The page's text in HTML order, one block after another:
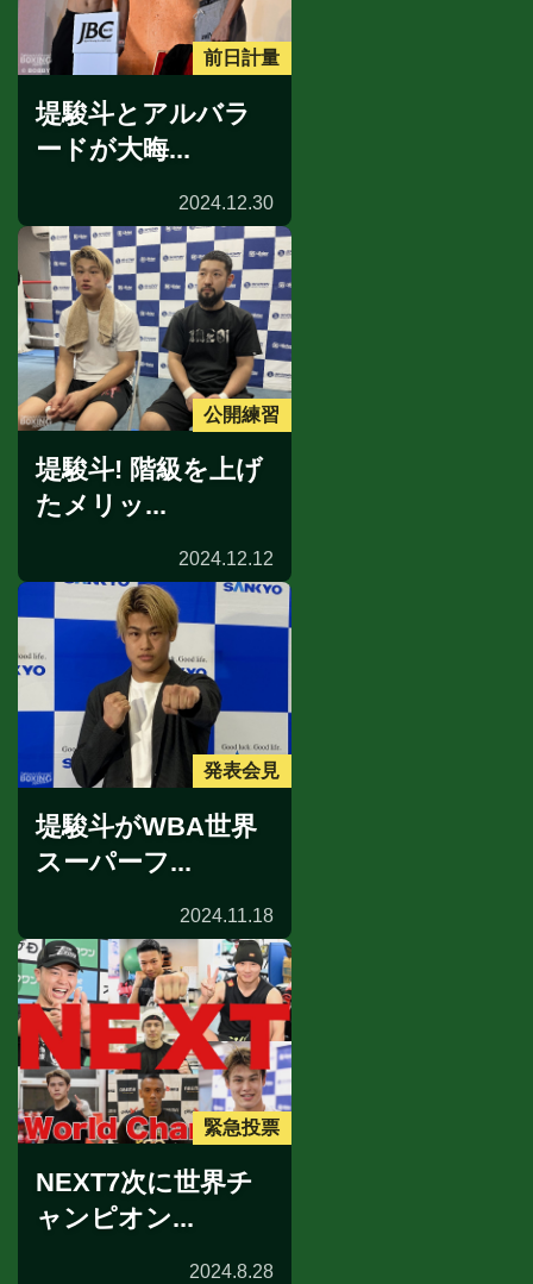
前日計量
堤駿斗とアルバラ
ードが大晦...
2024.12.30
公開練習
堤駿斗! 階級を上げ
たメリッ...
2024.12.12
発表会見
堤駿斗がWBA世界
スーパーフ...
2024.11.18
緊急投票
NEXT7次に世界チ
ャンピオン...
2024.8.28